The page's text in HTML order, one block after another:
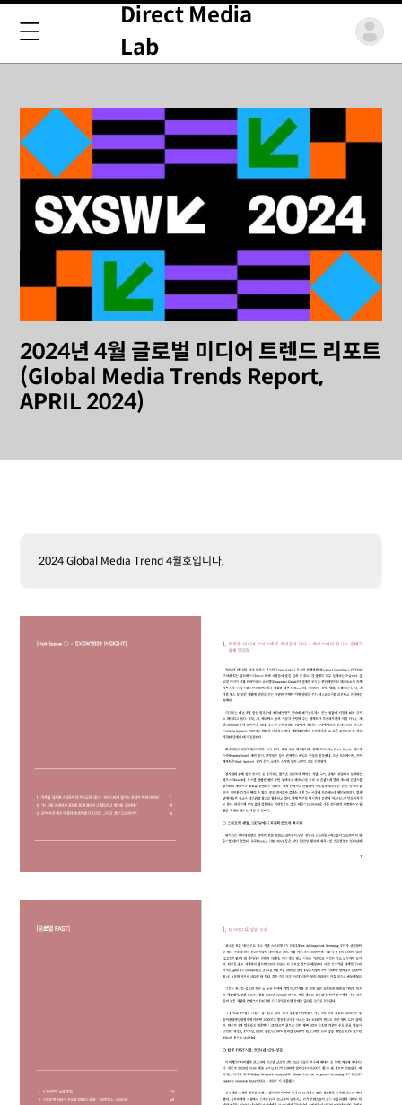
Direct Media
Lab
2024년 4월 글로벌 미디어 트렌드 리포트
(Global Media Trends Report,
APRIL 2024)
2024 Global Media Trend 4월호입니다.